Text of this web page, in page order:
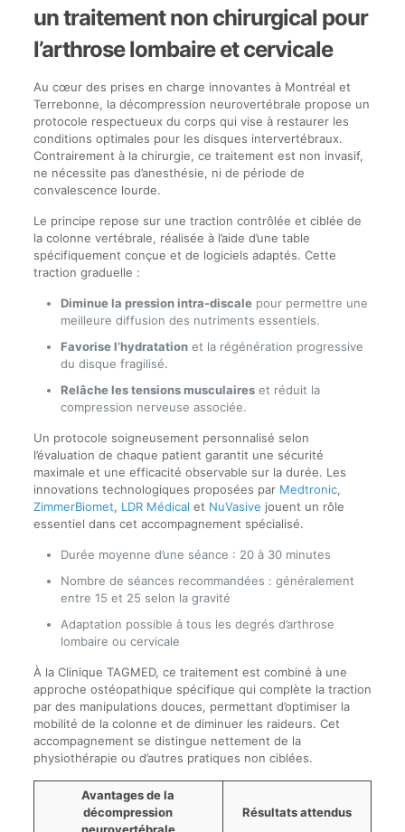
un traitement non chirurgical pour
l’arthrose lombaire et cervicale
Au cœur des prises en charge innovantes à Montréal et
Terrebonne, la décompression neurovertébrale propose un
protocole respectueux du corps qui vise à restaurer les
conditions optimales pour les disques intervertébraux.
Contrairement à la chirurgie, ce traitement est non invasif,
ne nécessite pas d’anesthésie, ni de période de
convalescence lourde.
Le principe repose sur une traction contrôlée et ciblée de
la colonne vertébrale, réalisée à l’aide d’une table
spécifiquement conçue et de logiciels adaptés. Cette
traction graduelle :
Diminue la pression intra-discalepour permettre une
meilleure diffusion des nutriments essentiels.
Favorise l’hydratationet la régénération progressive
du disque fragilisé.
Relâche les tensions musculaireset réduit la
compression nerveuse associée.
Un protocole soigneusement personnalisé selon
l’évaluation de chaque patient garantit une sécurité
maximale et une efficacité observable sur la durée. Les
innovations technologiques proposées par Medtronic,
ZimmerBiomet, LDR Médical et NuVasive jouent un rôle
essentiel dans cet accompagnement spécialisé.
Durée moyenne d’une séance : 20 à 30 minutes
Nombre de séances recommandées : généralement
entre 15 et 25 selon la gravité
Adaptation possible à tous les degrés d’arthrose
lombaire ou cervicale
À la Clinique TAGMED, ce traitement est combiné à une
approche ostéopathique spécifique qui complète la traction
par des manipulations douces, permettant d’optimiser la
mobilité de la colonne et de diminuer les raideurs. Cet
accompagnement se distingue nettement de la
physiothérapie ou d’autres pratiques non ciblées.
Avantages de la
décompression
Résultats attendus